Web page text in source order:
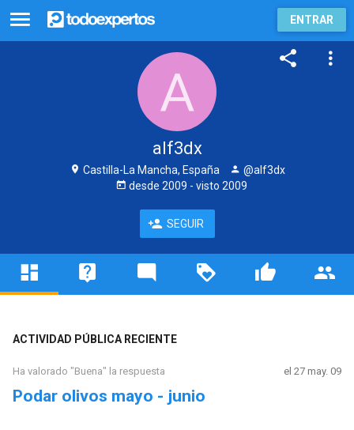
ENTRAR
alf3dx
Castilla-La Mancha, España
@alf3dx
desde 2009 - visto 2009
SEGUIR
ACTIVIDAD PÚBLICA RECIENTE
Ha valorado "Buena" la respuesta el 27 may. 09
Podar olivos mayo - junio